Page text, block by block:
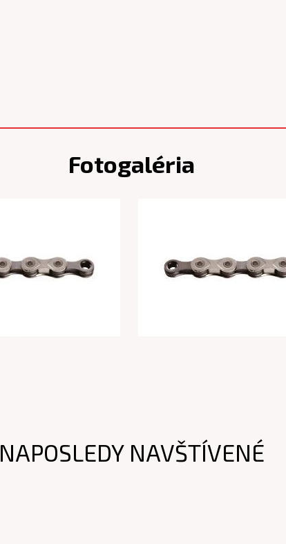
Fotogaléria
NAPOSLEDY NAVŠTÍVENÉ